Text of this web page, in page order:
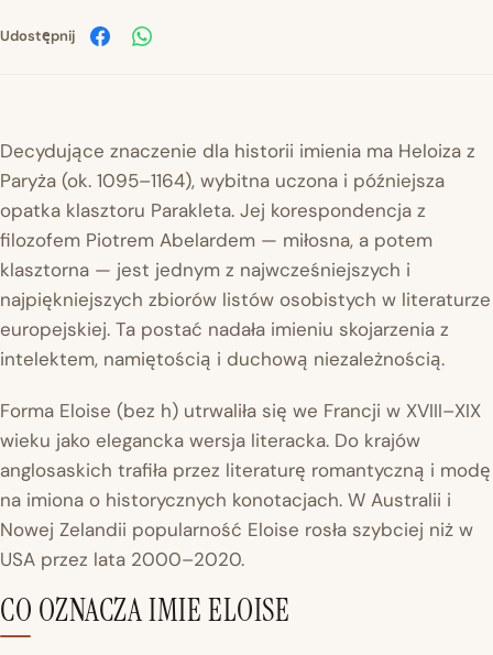
Udostępnij
Decydujące znaczenie dla historii imienia ma Heloiza z
Paryża (ok. 1095–1164), wybitna uczona i późniejsza
opatka klasztoru Parakleta. Jej korespondencja z
filozofem Piotrem Abelardem — miłosna, a potem
klasztorna — jest jednym z najwcześniejszych i
najpiękniejszych zbiorów listów osobistych w literaturze
europejskiej. Ta postać nadała imieniu skojarzenia z
intelektem, namiętością i duchową niezależnością.
Forma Eloise (bez h) utrwaliła się we Francji w XVIII–XIX
wieku jako elegancka wersja literacka. Do krajów
anglosaskich trafiła przez literaturę romantyczną i modę
na imiona o historycznych konotacjach. W Australii i
Nowej Zelandii popularność Eloise rosła szybciej niż w
USA przez lata 2000–2020.
CO OZNACZA IMIE ELOISE